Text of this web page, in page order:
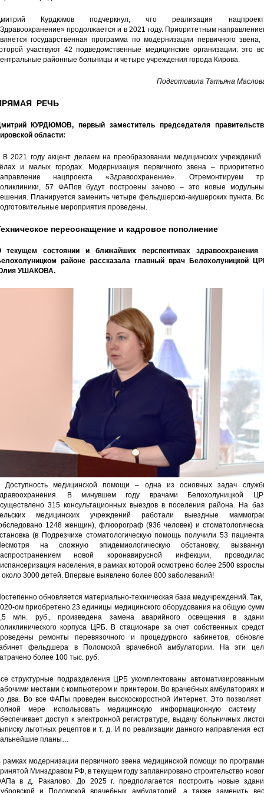
Курдюмов подчеркнул, что реализация
продолжается и в 2021 году. Приоритетным
государственная программа по модернизации первичного звена,
участвуют 42 подведомственные медицинские организации: это
районные больницы и четыре учреждения города Кирова.
Подготовила Татьяна
РЕЧЬ
КУРДЮМОВ, первый заместитель председателя
области:
В 2021 году акцент делаем на преобразовании медицинских учреждений
и малых городах. Модернизация первичного звена –
нацпроекта «Здравоохранение». Отремонтируем
57 ФАПов будут построены заново – это новые
Планируется заменить четыре фельдшерско-акушерских пункта.
мероприятия проведены.
переоснащение и кадровое пополнение
текущем состоянии и ближайших перспективах здравоохранения
районе рассказала главный врач Белохолуницкой
УШАКОВА.
Доступность медицинской помощи – одна из основных задач
В минувшем году врачами Белохолуницкой
315 консультационных выездов в поселения района. На
медицинских учреждений работали выездные
1248 женщин), флюорограф (936 человек) и
(в Подрезчихе стоматологическую помощь получили 53
на сложную эпидемиологическую обстановку,
новой коронавирусной инфекции,
населения, в рамках которой осмотрено более 2500
около 3000 детей. Впервые выявлено более 800 заболеваний!
обновляется материально-техническая база медучреждений. Так,
ом приобретено 23 единицы медицинского оборудования на общую
млн. руб., произведена замена аварийного освещения в
корпуса ЦРБ. В стационаре за счет собственных
ремонты перевязочного и процедурного кабинетов,
фельдшера в Поломской врачебной амбулатории. На эти
более 100 тыс. руб.
структурные подразделения ЦРБ укомплектованы
местами с компьютером и принтером. Во врачебных амбулаториях
два. Во все ФАПы проведен высокоскоростной Интернет. Это позволяет
мере использовать медицинскую информационную систему
доступ к электронной регистратуре, выдачу больничных
льготных рецептов и т. д. И по реализации данного направления
планы…
рамках модернизации первичного звена медицинской помощи по
Минздравом РФ, в текущем году запланировано строительство
в д. Ракалово. До 2025 г. предполагается построить новые
и Поломской врачебных амбулаторий, а также заменить